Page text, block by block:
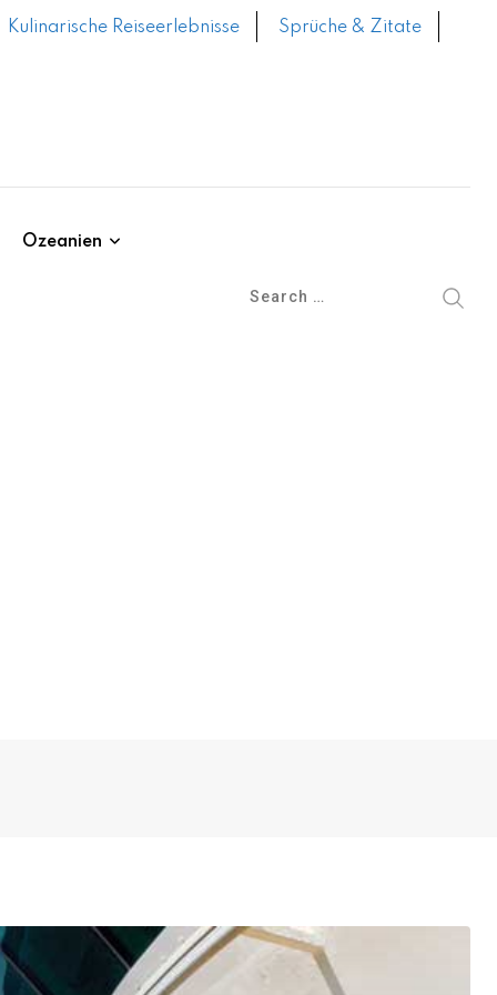
Kulinarische Reiseerlebnisse Sprüche & Zitate
Ozeanien